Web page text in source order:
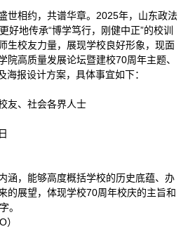
世相约，共谱华章。2025年，山东政法
好地传承“博学笃行，刚健中正”的校训
生校友力量，展现学校良好形象，现面
院高质量发展论坛暨建校70周年主题、
报设计方案，具体事宜如下：
友、社会各界人士
涵，能够高度概括学校的历史底蕴、办
的展望，体现学校70周年校庆的主旨和
。
）